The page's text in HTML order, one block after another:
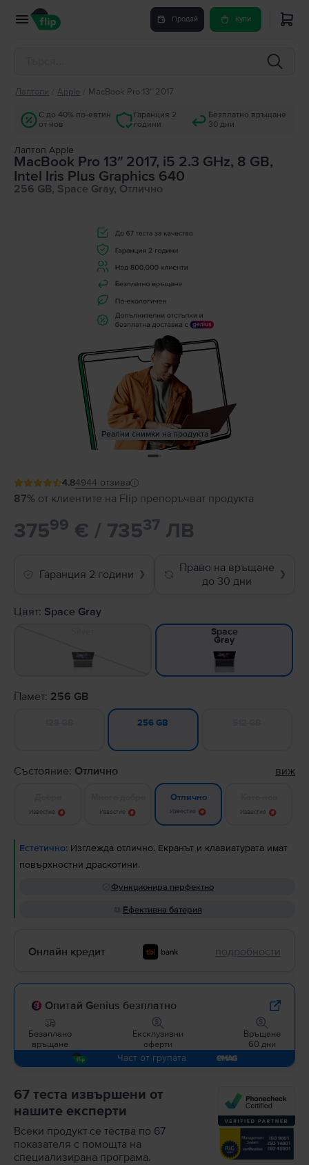
Продай Купи
Лаптопи Apple MacBook Pro 13″ 2017
С до 40% по-евтин
от нов
Гаранция 2
години
Безплатно връщане
30 дни
Лаптоп Apple
MacBook Pro 13″ 2017, i5 2.3 GHz, 8 GB,
Intel Iris Plus Graphics 640
256 GB, Space Gray, Отлично
Реални снимки на продукта
4.84944 отзива
87% от клиентите на Flip препоръчват продукта
37599 € / 73537 ЛВ
Гаранция 2 години ❯
Право на връщане
до 30 дни
❯
Цвят: Space Gray
Space
Gray
Памет: 256 GB
256 GB
Състояние: Отлично виж
Известие Известие
Отлично
Известие Известие
Естетично: Изглежда отлично. Екранът и клавиатурата имат
повърхностни драскотини.
Функционира перфектно
Ефективна батерия
Онлайн кредит подробности
Опитай Genius безплатно
Безаплано
връщане
Ексклузивни
оферти
Връщане
60 дни
Част от групата
67 теста извършени от
нашите експерти
Всеки продукт се тества по 67
показателя с помощта на
специализирана програма.